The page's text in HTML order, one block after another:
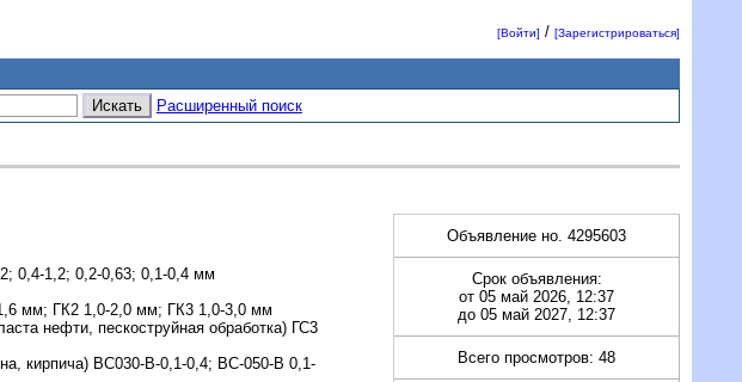
[Войти] /[Зарегистрироваться]
Расширенный поиск
0,4-1,2; 0,2-0,63; 0,1-0,4 мм
1,6 мм; ГК2 1,0-2,0 мм; ГК3 1,0-3,0 мм
нефти, пескоструйная обработка) ГС3
кирпича) ВС030-В-0,1-0,4; ВС-050-В 0,1-
Объявление но. 4295603
Срок объявления:
от 05 май 2026, 12:37
до 05 май 2027, 12:37
Всего просмотров: 48